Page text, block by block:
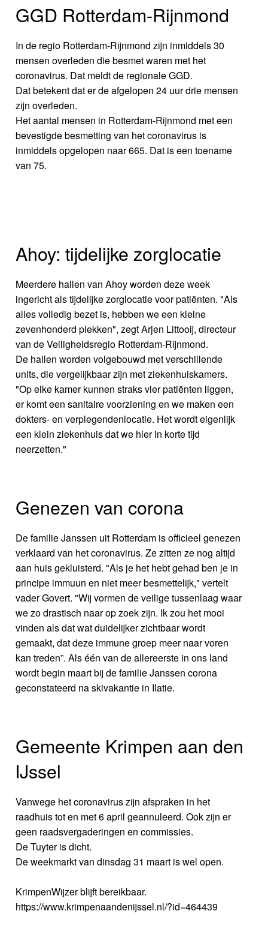
GGD Rotterdam-Rijnmond
In de regio Rotterdam-Rijnmond zijn inmiddels 30
mensen overleden die besmet waren met het
coronavirus. Dat meldt de regionale GGD.
Dat betekent dat er de afgelopen 24 uur drie mensen
zijn overleden.
Het aantal mensen in Rotterdam-Rijnmond met een
bevestigde besmetting van het coronavirus is
inmiddels opgelopen naar 665. Dat is een toename
van 75.
Ahoy: tijdelijke zorglocatie
Meerdere hallen van Ahoy worden deze week
ingericht als tijdelijke zorglocatie voor patiënten. "Als
alles volledig bezet is, hebben we een kleine
zevenhonderd plekken", zegt Arjen Littooij, directeur
van de Veiligheidsregio Rotterdam-Rijnmond.
De hallen worden volgebouwd met verschillende
units, die vergelijkbaar zijn met ziekenhuiskamers.
"Op elke kamer kunnen straks vier patiënten liggen,
er komt een sanitaire voorziening en we maken een
dokters- en verplegendenlocatie. Het wordt eigenlijk
een klein ziekenhuis dat we hier in korte tijd
neerzetten."
Genezen van corona
De familie Janssen uit Rotterdam is officieel genezen
verklaard van het coronavirus. Ze zitten ze nog altijd
aan huis gekluisterd. "Als je het hebt gehad ben je in
principe immuun en niet meer besmettelijk," vertelt
vader Govert. "Wij vormen de veilige tussenlaag waar
we zo drastisch naar op zoek zijn. Ik zou het mooi
vinden als dat wat duidelijker zichtbaar wordt
gemaakt, dat deze immune groep meer naar voren
kan treden”. Als één van de allereerste in ons land
wordt begin maart bij de familie Janssen corona
geconstateerd na skivakantie in Ilatie.
Gemeente Krimpen aan den
IJssel
Vanwege het coronavirus zijn afspraken in het
raadhuis tot en met 6 april geannuleerd. Ook zijn er
geen raadsvergaderingen en commissies.
De Tuyter is dicht.
De weekmarkt van dinsdag 31 maart is wel open.
KrimpenWijzer blijft bereikbaar.
https://www.krimpenaandenijssel.nl/?id=464439